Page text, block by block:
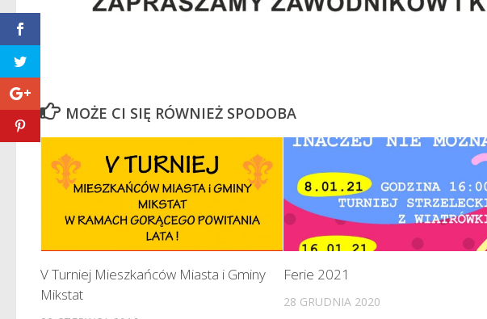
MOŻE CI SIĘ RÓWNIEŻ SPODOBA
V Turniej Mieszkańców Miasta i Gminy
Mikstat
Ferie 2021
28 GRUDNIA 2020